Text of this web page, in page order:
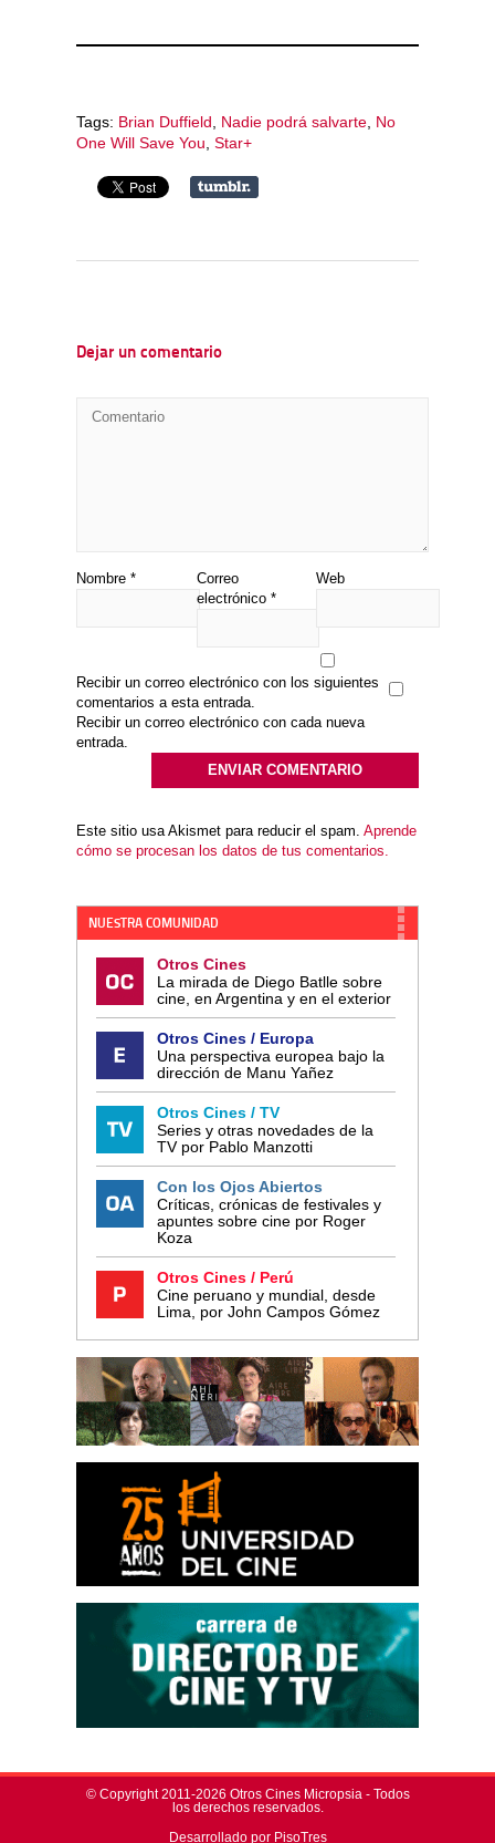
Tags: Brian Duffield Nadie podrá salvarte No
One Will Save You Star+
Dejar un comentario
Nombre *
Correo
electrónico *
Web
Recibir un correo electrónico con los siguientes
comentarios a esta entrada.
Recibir un correo electrónico con cada nueva
entrada.
Este sitio usa Akismet para reducir el spam. Aprende
cómo se procesan los datos de tus comentarios.
NUESTRA COMUNIDAD
Otros Cines
La mirada de Diego Batlle sobre
cine, en Argentina y en el exterior
Otros Cines / Europa
Una perspectiva europea bajo la
dirección de Manu Yañez
Otros Cines / TV
Series y otras novedades de la
TV por Pablo Manzotti
Con los Ojos Abiertos
Críticas, crónicas de festivales y
apuntes sobre cine por Roger
Koza
Otros Cines / Perú
Cine peruano y mundial, desde
Lima, por John Campos Gómez
© Copyright 2011-2026 Otros Cines Micropsia - Todos
los derechos reservados.
Desarrollado por PisoTres